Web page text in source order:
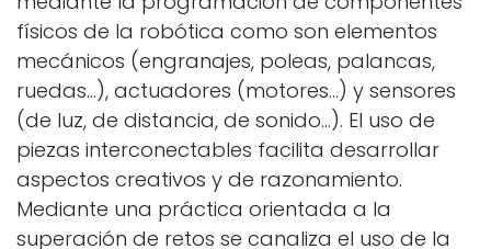
físicos de la robótica como son elementos
mecánicos (engranajes, poleas, palancas,
ruedas...), actuadores (motores…) y sensores
(de luz, de distancia, de sonido…). El uso de
piezas interconectables facilita desarrollar
aspectos creativos y de razonamiento.
Mediante una práctica orientada a la
superación de retos se canaliza el uso de la